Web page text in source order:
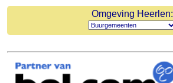
Omgeving Heerlen: